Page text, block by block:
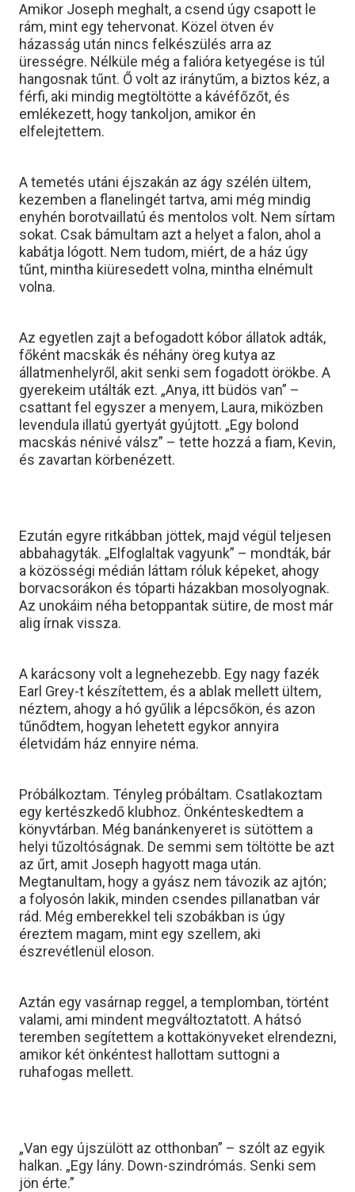
Amikor Joseph meghalt, a csend úgy csapott le
rám, mint egy tehervonat. Közel ötven év
házasság után nincs felkészülés arra az
ürességre. Nélküle még a falióra ketyegése is túl
hangosnak tűnt. Ő volt az iránytűm, a biztos kéz, a
férfi, aki mindig megtöltötte a kávéfőzőt, és
emlékezett, hogy tankoljon, amikor én
elfelejtettem.
A temetés utáni éjszakán az ágy szélén ültem,
kezemben a flanelingét tartva, ami még mindig
enyhén borotvaillatú és mentolos volt. Nem sírtam
sokat. Csak bámultam azt a helyet a falon, ahol a
kabátja lógott. Nem tudom, miért, de a ház úgy
tűnt, mintha kiüresedett volna, mintha elnémult
volna.
Az egyetlen zajt a befogadott kóbor állatok adták,
főként macskák és néhány öreg kutya az
állatmenhelyről, akit senki sem fogadott örökbe. A
gyerekeim utálták ezt. „Anya, itt büdös van” –
csattant fel egyszer a menyem, Laura, miközben
levendula illatú gyertyát gyújtott. „Egy bolond
macskás nénivé válsz” – tette hozzá a fiam, Kevin,
és zavartan körbenézett.
Ezután egyre ritkábban jöttek, majd végül teljesen
abbahagyták. „Elfoglaltak vagyunk” – mondták, bár
a közösségi médián láttam róluk képeket, ahogy
borvacsorákon és tóparti házakban mosolyognak.
Az unokáim néha betoppantak sütire, de most már
alig írnak vissza.
A karácsony volt a legnehezebb. Egy nagy fazék
Earl Grey-t készítettem, és a ablak mellett ültem,
néztem, ahogy a hó gyűlik a lépcsőkön, és azon
tűnődtem, hogyan lehetett egykor annyira
életvidám ház ennyire néma.
Próbálkoztam. Tényleg próbáltam. Csatlakoztam
egy kertészkedő klubhoz. Önkénteskedtem a
könyvtárban. Még banánkenyeret is sütöttem a
helyi tűzoltóságnak. De semmi sem töltötte be azt
az űrt, amit Joseph hagyott maga után.
Megtanultam, hogy a gyász nem távozik az ajtón;
a folyosón lakik, minden csendes pillanatban vár
rád. Még emberekkel teli szobákban is úgy
éreztem magam, mint egy szellem, aki
észrevétlenül eloson.
Aztán egy vasárnap reggel, a templomban, történt
valami, ami mindent megváltoztatott. A hátsó
teremben segítettem a kottakönyveket elrendezni,
amikor két önkéntest hallottam suttogni a
ruhafogas mellett.
„Van egy újszülött az otthonban” – szólt az egyik
halkan. „Egy lány. Down-szindrómás. Senki sem
jön érte.”